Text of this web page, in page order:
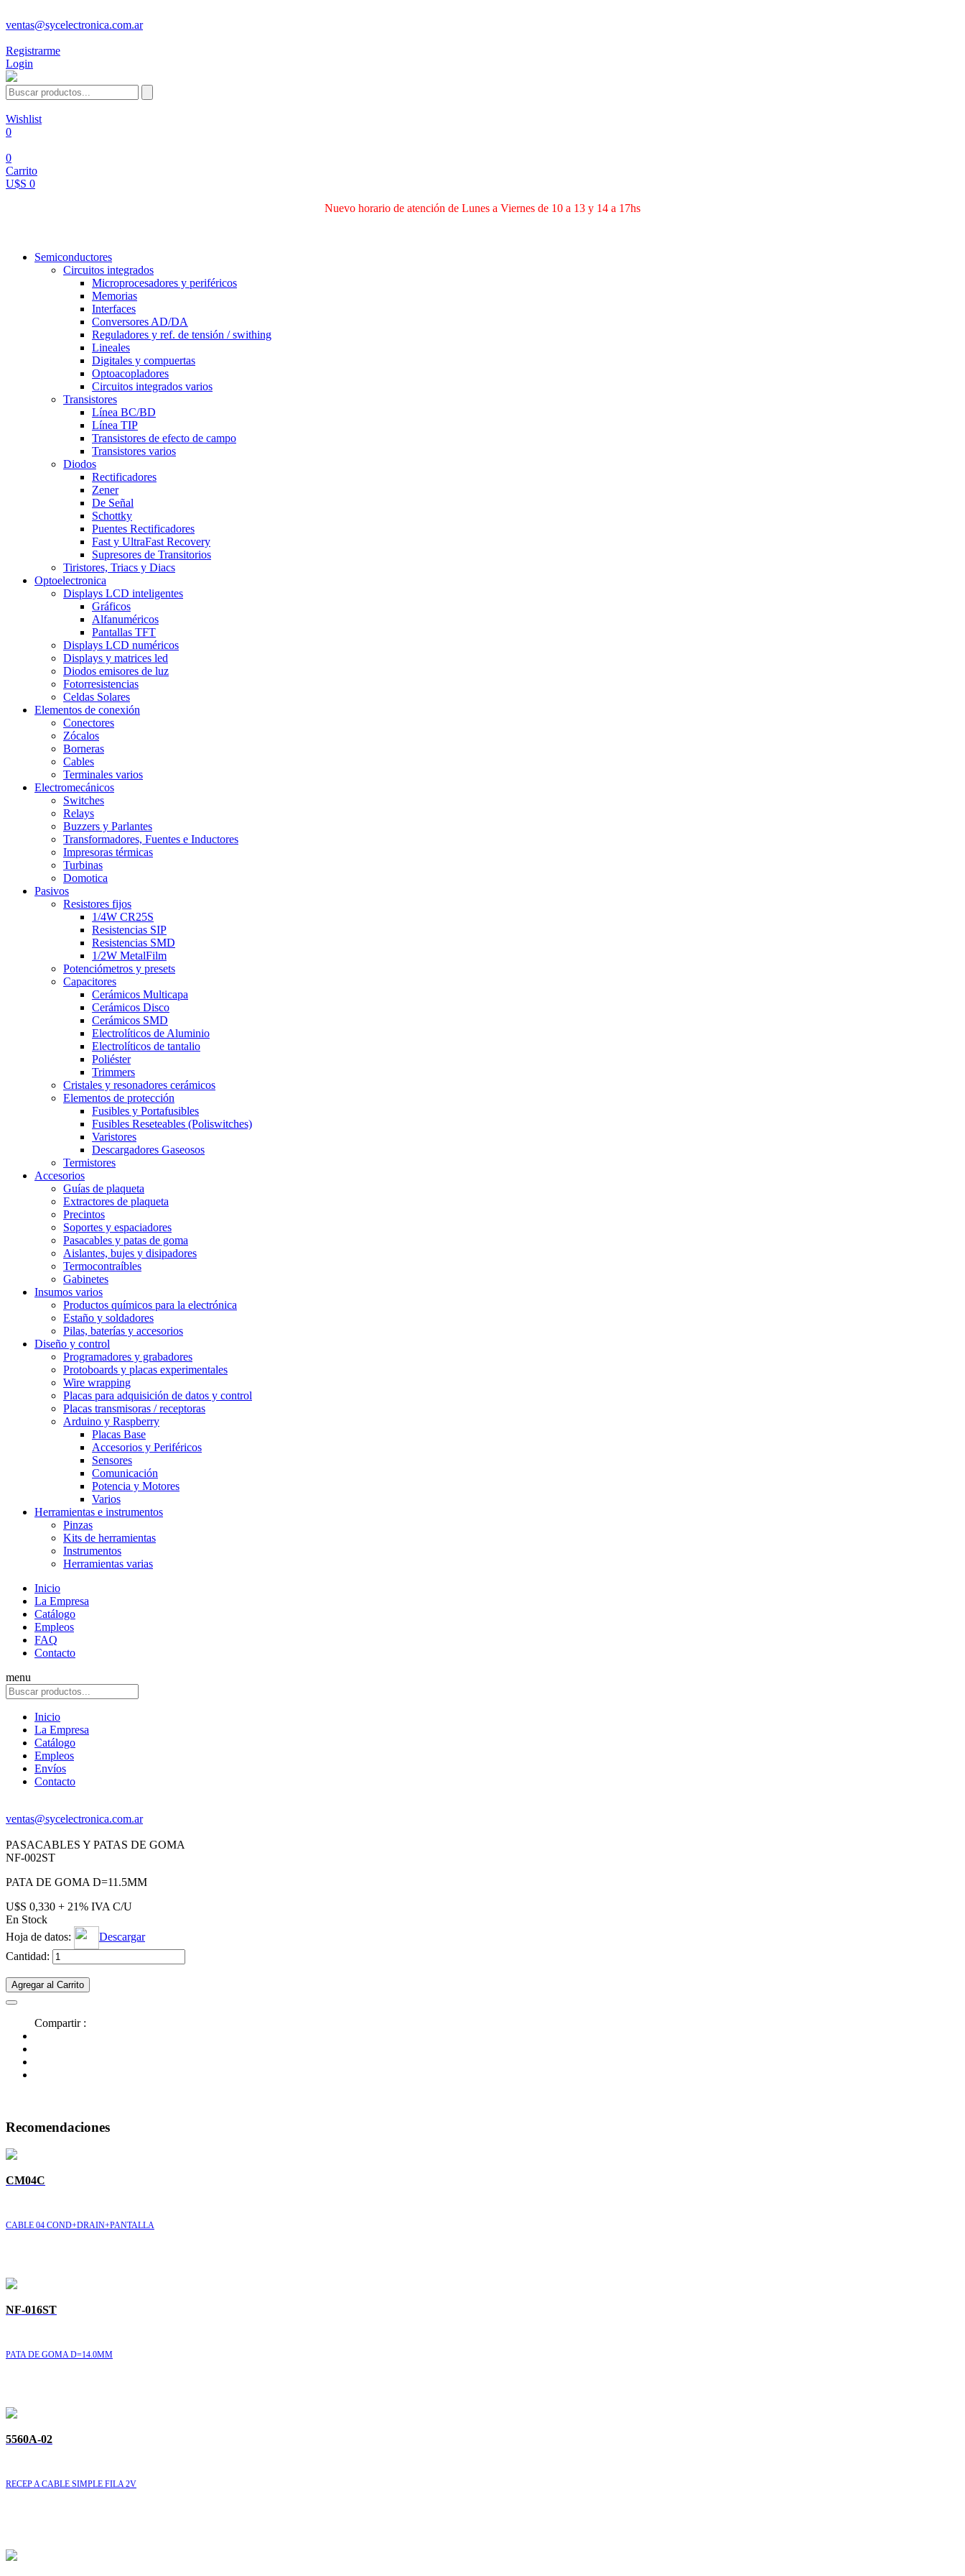
ventas@sycelectronica.com.ar
Registrarme
Login
Wishlist
0
0
Carrito
U$S 0
Nuevo horario de atención de Lunes a Viernes de 10 a 13 y 14 a 17hs
Semiconductores
Circuitos integrados
Microprocesadores y periféricos
Memorias
Interfaces
Conversores AD/DA
Reguladores y ref. de tensión / swithing
Lineales
Digitales y compuertas
Optoacopladores
Circuitos integrados varios
Transistores
Línea BC/BD
Línea TIP
Transistores de efecto de campo
Transistores varios
Diodos
Rectificadores
Zener
De Señal
Schottky
Puentes Rectificadores
Fast y UltraFast Recovery
Supresores de Transitorios
Tiristores, Triacs y Diacs
Optoelectronica
Displays LCD inteligentes
Gráficos
Alfanuméricos
Pantallas TFT
Displays LCD numéricos
Displays y matrices led
Diodos emisores de luz
Fotorresistencias
Celdas Solares
Elementos de conexión
Conectores
Zócalos
Borneras
Cables
Terminales varios
Electromecánicos
Switches
Relays
Buzzers y Parlantes
Transformadores, Fuentes e Inductores
Impresoras térmicas
Turbinas
Domotica
Pasivos
Resistores fijos
1/4W CR25S
Resistencias SIP
Resistencias SMD
1/2W MetalFilm
Potenciómetros y presets
Capacitores
Cerámicos Multicapa
Cerámicos Disco
Cerámicos SMD
Electrolíticos de Aluminio
Electrolíticos de tantalio
Poliéster
Trimmers
Cristales y resonadores cerámicos
Elementos de protección
Fusibles y Portafusibles
Fusibles Reseteables (Poliswitches)
Varistores
Descargadores Gaseosos
Termistores
Accesorios
Guías de plaqueta
Extractores de plaqueta
Precintos
Soportes y espaciadores
Pasacables y patas de goma
Aislantes, bujes y disipadores
Termocontraíbles
Gabinetes
Insumos varios
Productos químicos para la electrónica
Estaño y soldadores
Pilas, baterías y accesorios
Diseño y control
Programadores y grabadores
Protoboards y placas experimentales
Wire wrapping
Placas para adquisición de datos y control
Placas transmisoras / receptoras
Arduino y Raspberry
Placas Base
Accesorios y Periféricos
Sensores
Comunicación
Potencia y Motores
Varios
Herramientas e instrumentos
Pinzas
Kits de herramientas
Instrumentos
Herramientas varias
Inicio
La Empresa
Catálogo
Empleos
FAQ
Contacto
menu
Inicio
La Empresa
Catálogo
Empleos
Envíos
Contacto
ventas@sycelectronica.com.ar
PASACABLES Y PATAS DE GOMA
NF-002ST
PATA DE GOMA D=11.5MM
U$S 0,330 + 21% IVA C/U
En Stock
Hoja de datos:
Descargar
Cantidad:
Agregar al Carrito
Compartir :
Recomendaciones
CM04C
CABLE 04 COND+DRAIN+PANTALLA
NF-016ST
PATA DE GOMA D=14.0MM
5560A-02
RECEP A CABLE SIMPLE FILA 2V